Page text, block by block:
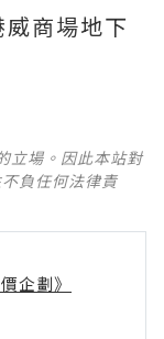
商場地下
立場。因此本站對
負任何法律責
企劃》